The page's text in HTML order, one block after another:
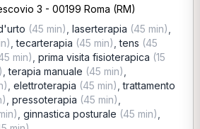
3 - 00199 Roma (RM)
(45 min) laserterapia (45 min)
,tecarterapia (45 min) ,tens (45
min) prima visita fisioterapica (15
,terapia manuale (45 min)
elettroterapia (45 min) ,trattamento
pressoterapia (45 min)
ginnastica posturale (45 min)